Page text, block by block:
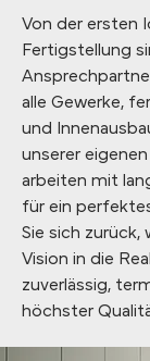
Von der ersten
Fertigstellung
alle Gewerke,
und
unserer
arbeiten mit
für ein
Sie sich zurück,
Vision in die
zuverlässig,
höchster